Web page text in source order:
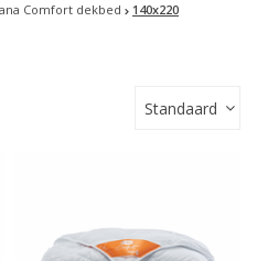
Comfort dekbed 140x220
Standaard